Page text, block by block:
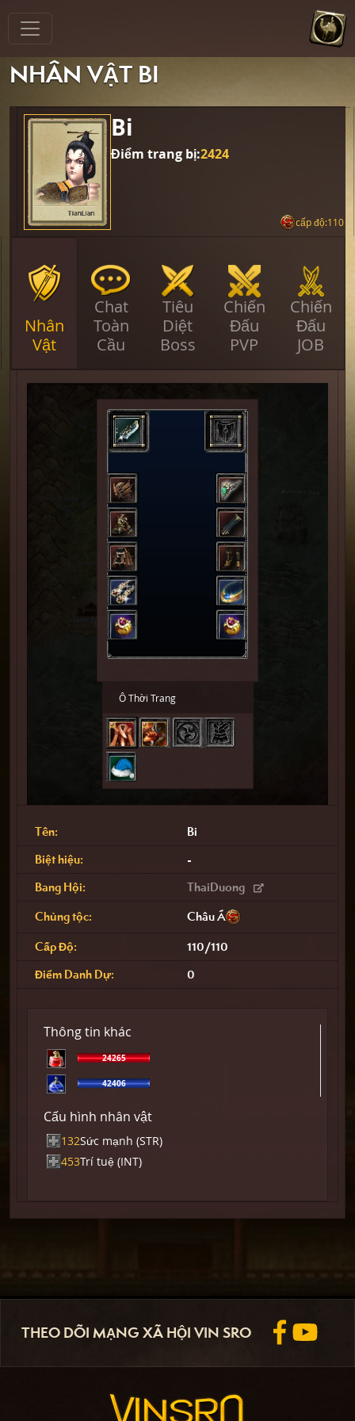
NHÂN VẬT BI
Bi
Điểm trang bị:2424
cấp độ:110
Nhân
Vật
Chat
Toàn
Cầu
Tiêu
Diệt
Boss
Chiến
Đấu
PVP
Chiến
Đấu
JOB
Ô Thời Trang
Tên:
Bi
Biệt hiệu:
-
Bang Hội:
ThaiDuong
Chủng tộc:
Châu Á
Cấp Độ:
110/110
Điểm Danh Dự:
0
Thông tin khác
24265
42406
Cấu hình nhân vật
132Sức mạnh (STR)
453Trí tuệ (INT)
THEO DÕI MẠNG XÃ HỘI VIN SRO